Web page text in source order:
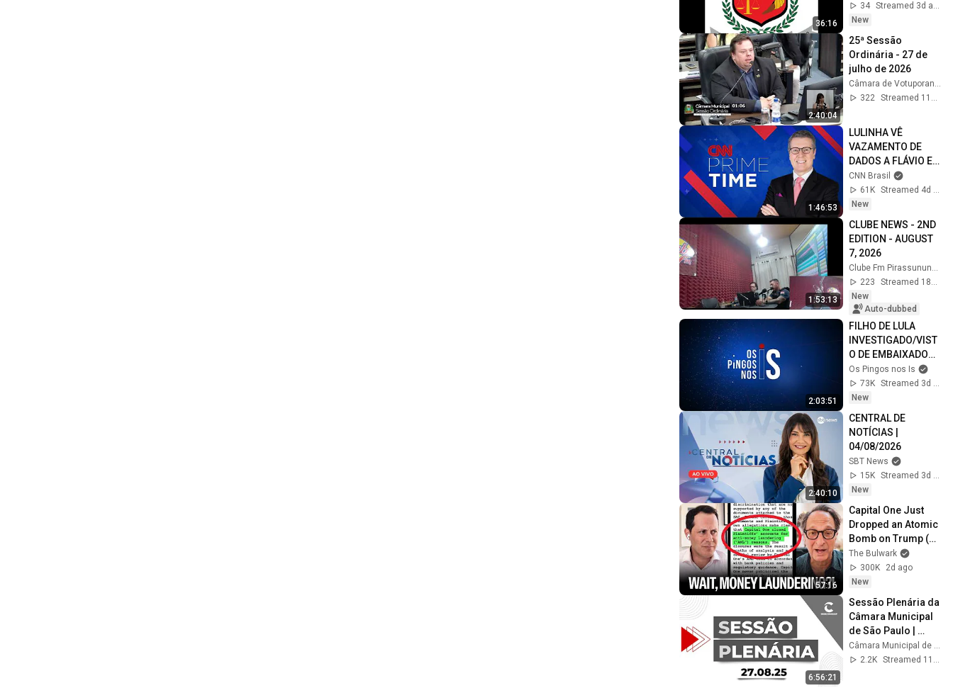
36:16
34
Streamed 3d ago
New
2:40:04
25ª Sessão
Ordinária - 27 de
julho de 2026
Câmara de Votuporanga
322
Streamed 11d ago
1:46:53
LULINHA VÊ
VAZAMENTO DE
DADOS A FLÁVIO E
PEDE APURAÇÃO |
CNN PRIME TIME
CNN Brasil
61K
Streamed 4d ago
New
1:53:13
CLUBE NEWS - 2ND
EDITION - AUGUST
7, 2026
Clube Fm Pirassununga
223
Streamed 18h ago
New
Auto-dubbed
2:03:51
FILHO DE LULA
INVESTIGADO/VIST
O DE EMBAIXADORA
É REVOGADO | OS
PINGOS NOS IS -
04/08/2026
Os Pingos nos Is
73K
Streamed 3d ago
New
2:40:10
CENTRAL DE
NOTÍCIAS |
04/08/2026
SBT News
15K
New
57:16
Capital One Just
Dropped an Atomic
Bomb on Trump (w/
Andrew
Weissmann) |
Illegal News
The Bulwark
300K
2d ago
New
6:56:21
Sessão Plenária da
Câmara Municipal
de São Paulo |
27/08/2025
2.2K